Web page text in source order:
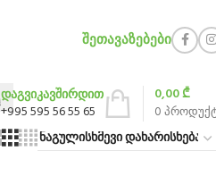
ᲨᲔᲗᲐᲕᲐᲖᲔᲑᲔᲑᲘ
დაგვიკავშირდით
+995 595 56 55 65
0
0,00₾